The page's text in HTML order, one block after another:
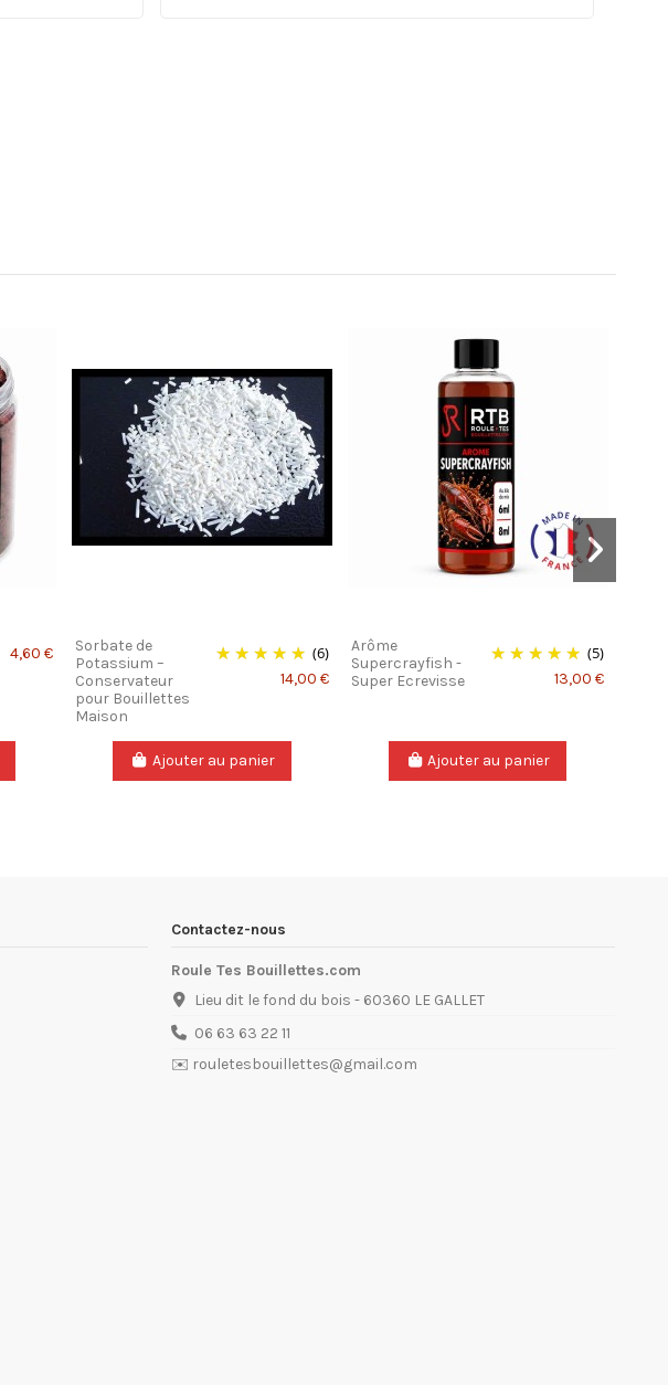
4,60 €
Sorbate de
Potassium –
Conservateur
pour Bouillettes
Maison
(6)
14,00 €
Ajouter au panier
Arôme
Supercrayfish -
Super Ecrevisse
(5)
13,00 €
Ajouter au panier
Contactez-nous
Roule Tes Bouillettes.com
Lieu dit le fond du bois - 60360 LE GALLET
06 63 63 22 11
✉️ rouletesbouillettes@gmail.com